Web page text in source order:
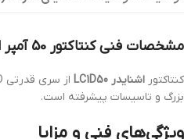
مشخصات فنی کنتاکتور 50 آمپر اشنایدر مدل LC1D50AM7
کنتاکتور اشنایدر LC1D50
بزرگ و تاسیسات پیشرفته است.
ویژگی‌های فنی و مزایا